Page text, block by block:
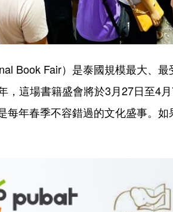
Book Fair）是泰國規模最大、
，這場書籍盛會將於3月27日至4
每年春季不容錯過的文化盛事。